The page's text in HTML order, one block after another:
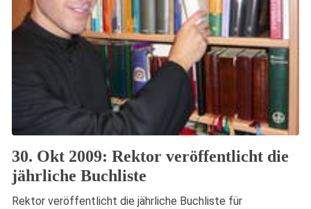
30. Okt 2009: Rektor veröffentlicht die
jährliche Buchliste
Rektor veröffentlicht die jährliche Buchliste für